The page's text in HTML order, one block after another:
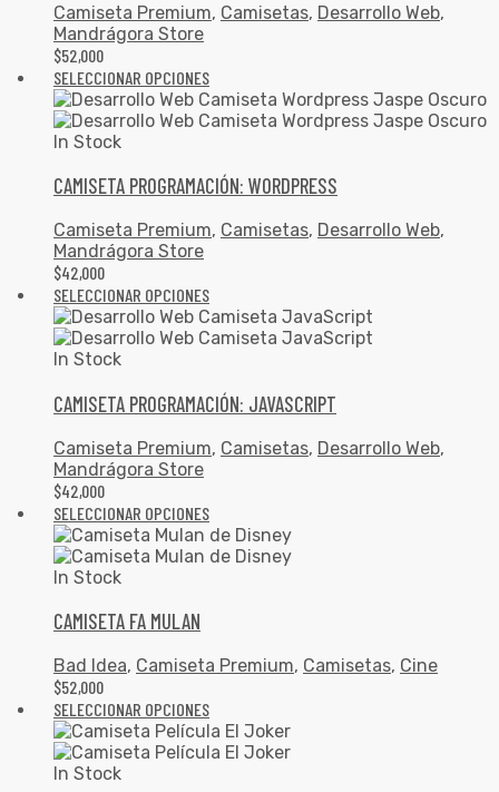
Camiseta Premium, Camisetas, Desarrollo Web,
Mandrágora Store
$52,000
SELECCIONAR OPCIONES
In Stock
CAMISETA PROGRAMACIÓN: WORDPRESS
Camiseta Premium, Camisetas, Desarrollo Web,
Mandrágora Store
$42,000
SELECCIONAR OPCIONES
In Stock
CAMISETA PROGRAMACIÓN: JAVASCRIPT
Camiseta Premium, Camisetas, Desarrollo Web,
Mandrágora Store
$42,000
SELECCIONAR OPCIONES
In Stock
CAMISETA FA MULAN
Bad Idea, Camiseta Premium, Camisetas, Cine
$52,000
SELECCIONAR OPCIONES
In Stock